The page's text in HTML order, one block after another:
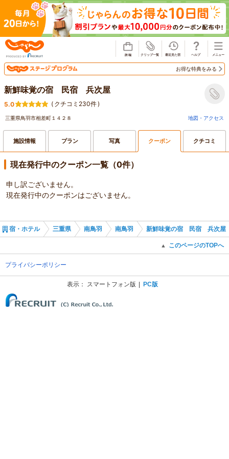
お得な特典をみる
新鮮味覚の宿 民宿 兵次屋
5.0 ( クチコミ230件)
三重県鳥羽市相差町１４２８ 地図・アクセス
施設情報 プラン 写真 クーポン クチコミ
現在発行中のクーポン一覧（0件）
申し訳ございません。
現在発行中のクーポンはございません。
宿・ホテル 三重県 南鳥羽 南鳥羽 新鮮味覚の宿 民宿 兵次屋
▲ このページのTOPへ
プライバシーポリシー
表示： スマートフォン版 PC版